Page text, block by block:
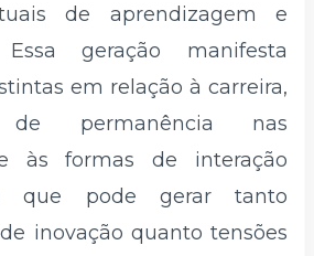
de aprendizagem e
Essa geração manifesta
em relação à carreira,
permanência nas
às formas de interação
que pode gerar tanto
inovação quanto tensões